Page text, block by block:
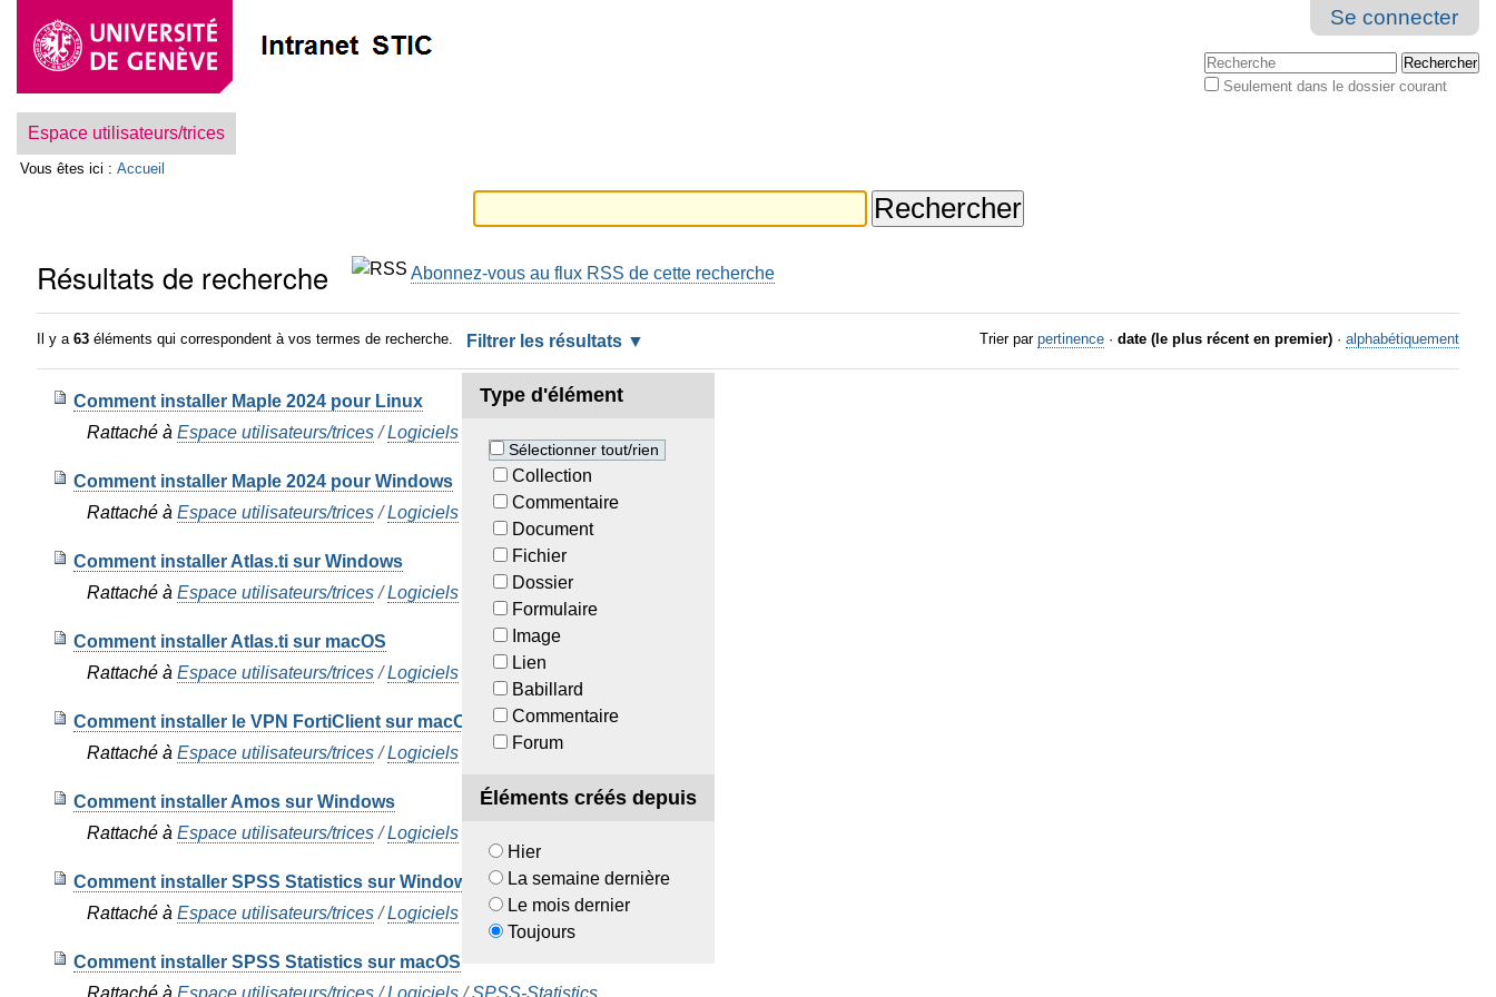
contenu.
à
la
navigation
personnels
Se connecter
Chercher par
Seulement dans le dossier courant
Espace utilisateurs/trices
Vous êtes ici : Accueil
Résultats de recherche Abonnez-vous au flux RSS de cette recherche
Il y a63 éléments qui correspondent à vos termes de recherche. Filtrer les résultats
Type d'élément
Sélectionner tout/rien
Collection
Commentaire
Document
Fichier
Dossier
Formulaire
Image
Lien
Babillard
Commentaire
Forum
Éléments créés depuis
Hier
La semaine dernière
Le mois dernier
Toujours
Trier par pertinence · date (le plus récent en premier) · alphabétiquement
Comment installer Maple 2024 pour Linux
Rattaché à Espace utilisateurs/trices /Logiciels
Comment installer Maple 2024 pour Windows
Rattaché à Espace utilisateurs/trices /Logiciels Maple
Comment installer Atlas.ti sur Windows
Rattaché à Espace utilisateurs/trices /Logiciels ATLAS.ti
Comment installer Atlas.ti sur macOS
Rattaché à Espace utilisateurs/trices /Logiciels ATLAS.ti
Comment installer le VPN FortiClient sur macOS (étudiant)
Rattaché à Espace utilisateurs/trices /Logiciels FortiClient
Comment installer Amos sur Windows
Rattaché à Espace utilisateurs/trices /Logiciels
Comment installer SPSS Statistics sur Windows
Rattaché à Espace utilisateurs/trices /Logiciels SPSS-Statistics
Comment installer SPSS Statistics sur macOS